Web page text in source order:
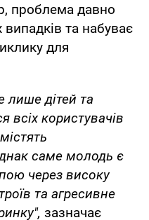
проблема давно
та набуває
для
лише дітей та
всіх користувачів
саме молодь є
через високу
та агресивне
зазначає